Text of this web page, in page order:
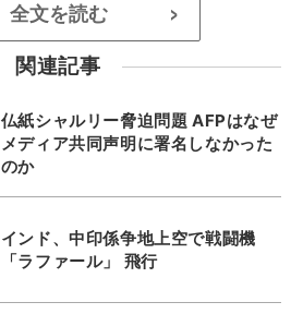
全文を読む >
関連記事
仏紙シャルリー脅迫問題 AFPはなぜ
メディア共同声明に署名しなかった
のか
インド、中印係争地上空で戦闘機
「ラファール」 飛行